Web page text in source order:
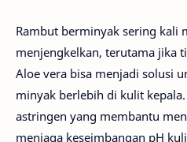
Rambut berminyak sering kali
menjengkelkan, terutama jika
Aloe vera bisa menjadi solusi
minyak berlebih di kulit
astringen yang membantu
menjaga keseimbangan pH